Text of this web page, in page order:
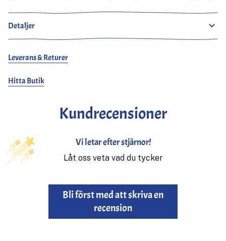
Detaljer
Leverans & Returer
Hitta Butik
Kundrecensioner
Vi letar efter stjärnor!
Låt oss veta vad du tycker
Bli först med att skriva en
recension